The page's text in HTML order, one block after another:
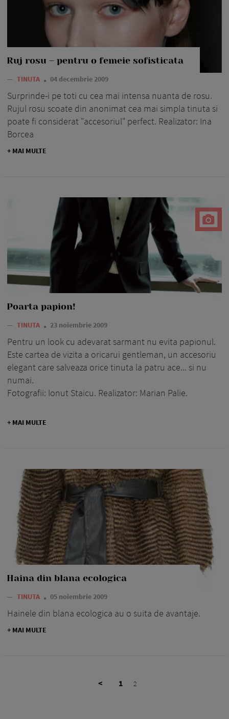
Ruj rosu – pentru o femeie sofisticata
— TINUTA 04 decembrie 2009
Surprinde-i pe toti cu cea mai intensa nuanta de rosu.
Rujul rosu scoate din anonimat cea mai simpla tinuta si
poate fi considerat "accesoriul" perfect. Realizator: Ina
Borcea
+ MAI MULTE
Poarta papion!
— TINUTA 23 noiembrie 2009
Pentru un look cu adevarat sarmant nu evita papionul.
Este cartea de vizita a oricarui gentleman, un accesoriu
elegant care salveaza orice tinuta la patru ace... si nu
numai.
Fotografii: Ionut Staicu. Realizator: Marian Palie.
+ MAI MULTE
Haina din blana ecologica
— TINUTA 05 noiembrie 2009
Hainele din blana ecologica au o suita de avantaje.
+ MAI MULTE
< 1 2